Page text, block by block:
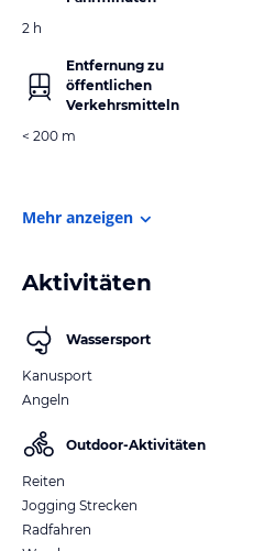
2 h
Entfernung zu
öffentlichen
Verkehrsmitteln
< 200 m
Mehr anzeigen
Aktivitäten
Wassersport
Kanusport
Angeln
Outdoor-Aktivitäten
Reiten
Jogging Strecken
Radfahren